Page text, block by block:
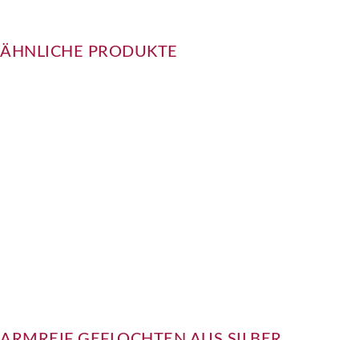
ÄHNLICHE PRODUKTE